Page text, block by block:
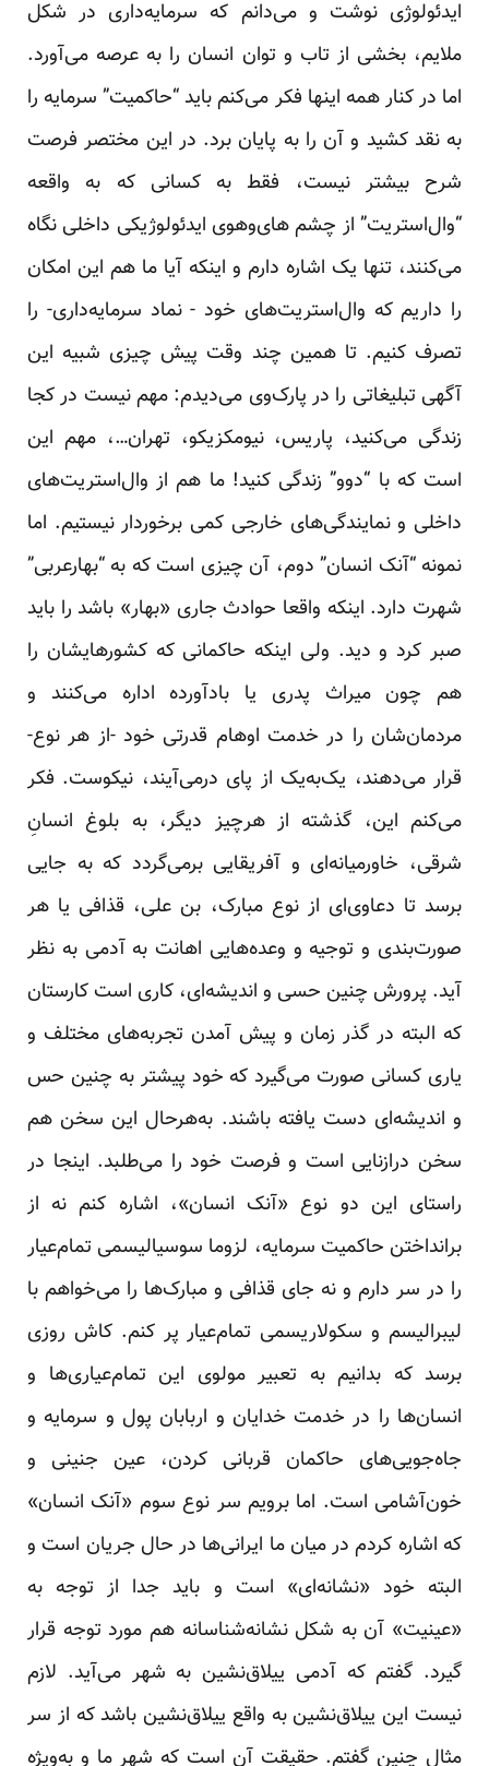
ایدئولوژی نوشت و می‌دانم که سرمایه‌داری در شکل
ملایم، بخشی از تاب و توان انسان را به عرصه می‌آورد.
اما در کنار همه اینها فکر می‌کنم باید “حاکمیت” سرمایه را
به نقد کشید و آن را به پایان برد. در این مختصر فرصت
شرح بیشتر نیست، فقط به کسانی که به واقعه
“وال‌استریت” از چشم های‌وهوی ایدئولوژیکی داخلی نگاه
می‌کنند، تنها یک اشاره دارم و اینکه آیا ما هم این امکان
را داریم که وال‌استریت‌های خود - نماد سرمایه‌داری- را
تصرف کنیم. تا همین چند وقت پیش چیزی شبیه این
آگهی تبلیغاتی را در پارک‌وی می‌دیدم: مهم نیست در کجا
زندگی می‌کنید، پاریس، نیومکزیکو، تهران…، مهم این
است که با “دوو” زندگی کنید! ما هم از وال‌استریت‌های
داخلی و نمایندگی‌های خارجی کمی برخوردار نیستیم. اما
نمونه “آنک انسان” دوم، آن چیزی است که به “بهارعربی”
شهرت دارد. اینکه واقعا حوادث جاری «بهار» باشد را باید
صبر کرد و دید. ولی اینکه حاکمانی که کشورهایشان را
هم چون میراث پدری یا بادآورده اداره می‌کنند و
مردمان‌شان را در خدمت اوهام قدرتی خود -از هر نوع-
قرار می‌دهند، یک‌به‌یک از پای درمی‌آیند، نیکوست. فکر
می‌کنم این، گذشته از هرچیز دیگر، به بلوغ انسانِ
شرقی، خاورمیانه‌ای و آفریقایی برمی‌گردد که به جایی
برسد تا دعاوی‌ای از نوع مبارک، بن علی، قذافی یا هر
صورت‌بندی و توجیه و وعده‌هایی اهانت به آدمی به نظر
آید. پرورش چنین حسی و اندیشه‌ای، کاری است کارستان
که البته در گذر زمان و پیش آمدن تجربه‌های مختلف و
یاری کسانی صورت می‌گیرد که خود پیشتر به چنین حس
و اندیشه‌ای دست یافته باشند. به‌هرحال این سخن هم
سخن درازنایی است و فرصت خود را می‌طلبد. اینجا در
راستای این دو نوع «آنک انسان»، اشاره کنم نه از
برانداختن حاکمیت سرمایه، لزوما سوسیالیسمی تمام‌عیار
را در سر دارم و نه جای قذافی و مبارک‌ها را می‌خواهم با
لیبرالیسم و سکولاریسمی تمام‌عیار پر کنم. کاش روزی
برسد که بدانیم به تعبیر مولوی این تمام‌عیاری‌ها و
انسان‌ها را در خدمت خدایان و اربابان پول و سرمایه و
جاه‌جویی‌های حاکمان قربانی کردن، عین جنینی و
خون‌آشامی است. اما برویم سر نوع سوم «آنک انسان»
که اشاره کردم در میان ما ایرانی‌ها در حال جریان است و
البته خود «نشانه‌ای» است و باید جدا از توجه به
«عینیت» آن به شکل نشانه‌شناسانه هم مورد توجه قرار
گیرد. گفتم که آدمی ییلاق‌نشین به شهر می‌آید. لازم
نیست این ییلاق‌نشین به واقع ییلاق‌نشین باشد که از سر
مثال چنین گفتم. حقیقت آن‌ است که شهر ما و به‌ویژه